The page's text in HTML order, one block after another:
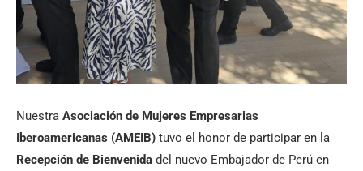
Nuestra Asociación de Mujeres Empresarias
Iberoamericanas (AMEIB) tuvo el honor de participar en la
Recepción de Bienvenida del nuevo Embajador de Perú en